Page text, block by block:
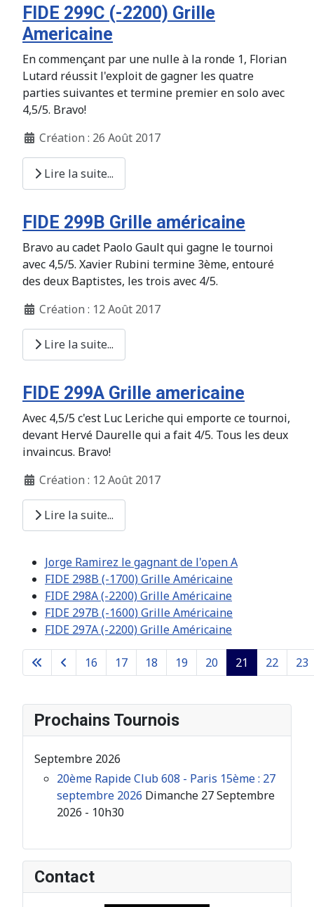
Prochains Tournois
Septembre 2026
20ème Rapide Club 608 - Paris 15ème : 27
septembre 2026 Dimanche 27 Septembre
2026 - 10h30
Contact
FIDE 299C (-2200) Grille
Americaine
En commençant par une nulle à la ronde 1, Florian
Lutard réussit l'exploit de gagner les quatre
parties suivantes et termine premier en solo avec
4,5/5. Bravo!
Création : 26 Août 2017
Lire la suite...
FIDE 299B Grille américaine
Bravo au cadet Paolo Gault qui gagne le tournoi
avec 4,5/5. Xavier Rubini termine 3ème, entouré
des deux Baptistes, les trois avec 4/5.
Création : 12 Août 2017
Lire la suite...
FIDE 299A Grille americaine
Avec 4,5/5 c'est Luc Leriche qui emporte ce tournoi,
devant Hervé Daurelle qui a fait 4/5. Tous les deux
invaincus. Bravo!
Création : 12 Août 2017
Lire la suite...
Jorge Ramirez le gagnant de l'open A
FIDE 298B (-1700) Grille Américaine
FIDE 298A (-2200) Grille Américaine
FIDE 297B (-1600) Grille Américaine
FIDE 297A (-2200) Grille Américaine
Page 21 sur 26
16 17 18 19 20 21 22 23